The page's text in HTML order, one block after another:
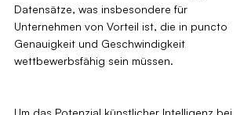
Datensätze, was insbesondere für
Unternehmen von Vorteil ist, die in puncto
Genauigkeit und Geschwindigkeit
wettbewerbsfähig sein müssen.